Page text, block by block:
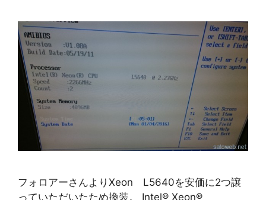
フォロアーさんよりXeon L5640を安価に2つ譲
っていただいたため換装。 Intel® Xeon®